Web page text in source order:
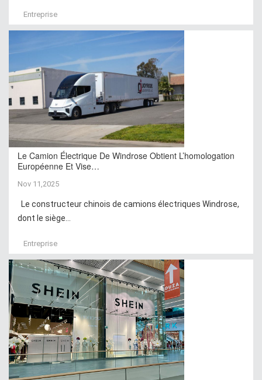
Entreprise
Le Camion Électrique De Windrose Obtient L’homologation
Européenne Et Vise…
Nov 11,2025
Le constructeur chinois de camions électriques Windrose,
dont le siège...
Entreprise